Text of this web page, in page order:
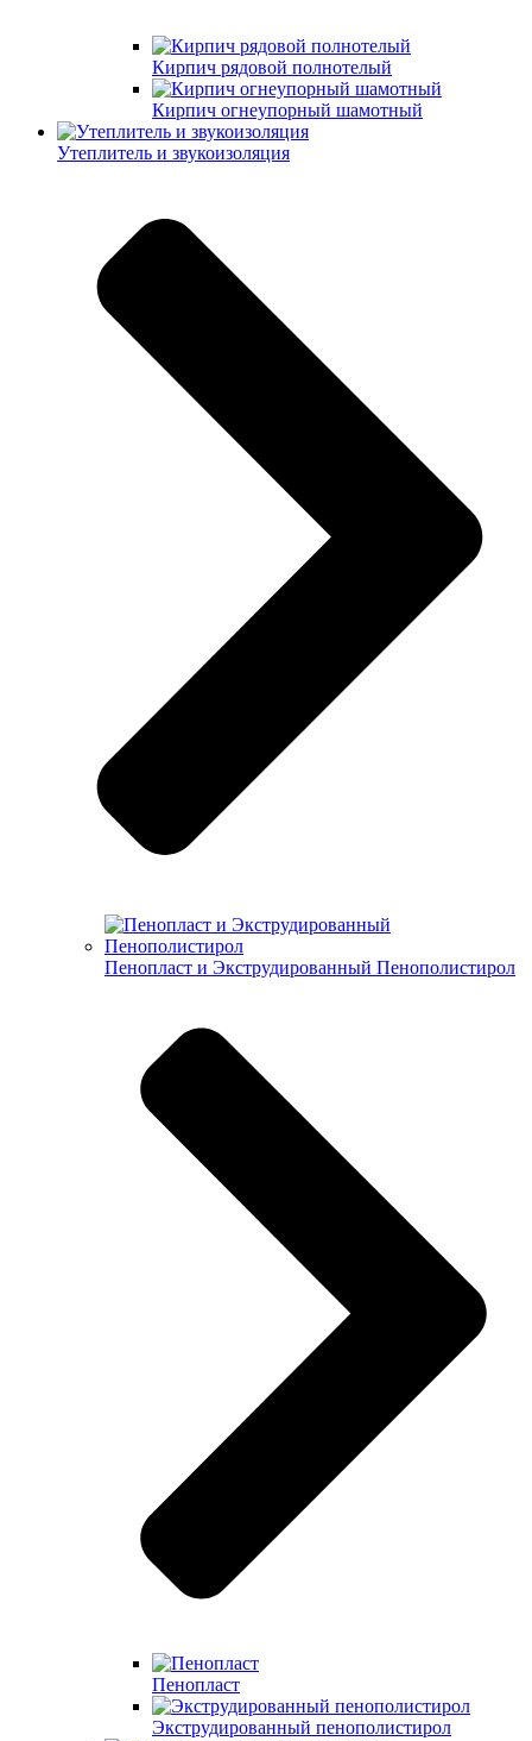
Кирпич рядовой полнотелый
Кирпич огнеупорный шамотный
Утеплитель и звукоизоляция
Пенопласт и Экструдированный Пенополистирол
Пенопласт
Экструдированный пенополистирол